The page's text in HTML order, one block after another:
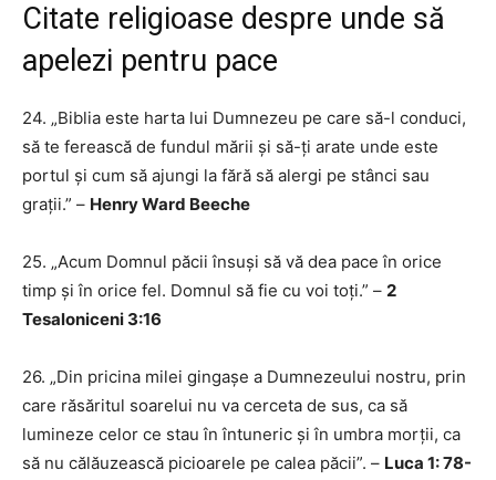
Citate religioase despre unde să
apelezi pentru pace
24. „Biblia este harta lui Dumnezeu pe care să-l conduci,
să te ferească de fundul mării și să-ți arate unde este
portul și cum să ajungi la fără să alergi pe stânci sau
grații.” – Henry Ward Beeche
25. „Acum Domnul păcii însuși să vă dea pace în orice
timp și în orice fel. Domnul să fie cu voi toți.” – 2
Tesaloniceni 3:16
26. „Din pricina milei gingașe a Dumnezeului nostru, prin
care răsăritul soarelui nu va cerceta de sus, ca să
lumineze celor ce stau în întuneric și în umbra morții, ca
să nu călăuzească picioarele pe calea păcii”. – Luca 1: 78-